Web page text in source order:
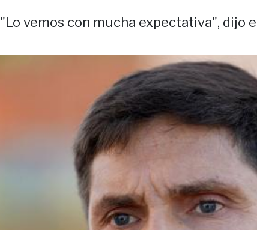
"Lo vemos con mucha expectativa", dijo